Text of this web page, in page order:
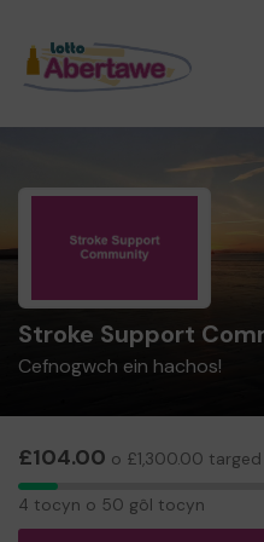
Stroke Support
Cefnogwch ein hachos!
£104.00 o £1,300.00 targed
4
tocyn
4 tocyn o 50 gôl tocyn